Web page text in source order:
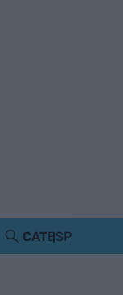
CATESP